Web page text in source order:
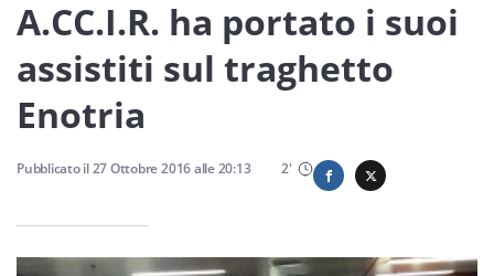
Servizi
nostra newsletter
A.CC.I.R. ha portato i suoi
assistiti sul traghetto
Enotria
Pubblicato il27 Ottobre 2016alle20:13 2'